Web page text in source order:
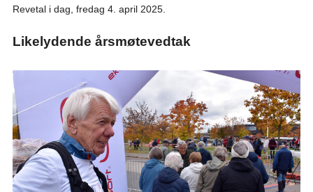
Revetal i dag, fredag 4. april 2025.
Likelydende årsmøtevedtak